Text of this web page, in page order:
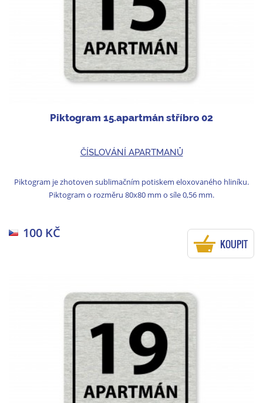
Piktogram 15.apartmán stříbro 02
ČÍSLOVÁNÍ APARTMANŮ
Piktogram je zhotoven sublimačním potiskem eloxovaného hliníku.
Piktogram o rozměru 80x80 mm o síle 0,56 mm.
100 KČ
KOUPIT